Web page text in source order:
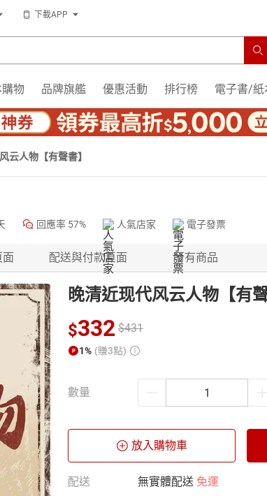
下載APP
購物 品牌旗艦 優惠活動 排行榜 電子書/紙
云人物【有聲書】
回應率 57% 人氣店家 電子發票
面 配送與付款頁面 所有商品
晚清近现代风云人物【有聲
$332 $431
1% (賺3點)
數量
放入購物車
配送 無實體配送 免運